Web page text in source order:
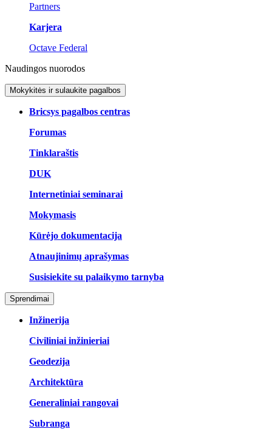
Partners
Karjera
Octave Federal
Naudingos nuorodos
Mokykitės ir sulaukite pagalbos
Bricsys pagalbos centras
Forumas
Tinklaraštis
DUK
Internetiniai seminarai
Mokymasis
Kūrėjo dokumentacija
Atnaujinimų aprašymas
Susisiekite su palaikymo tarnyba
Sprendimai
Inžinerija
Civiliniai inžinieriai
Geodezija
Architektūra
Generaliniai rangovai
Subranga